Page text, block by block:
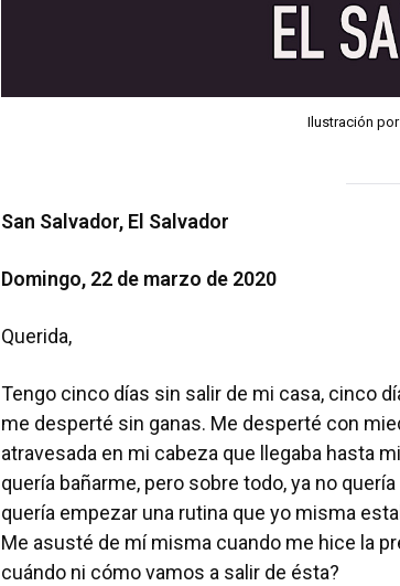
Ilustración
San Salvador, El Salvador
Domingo, 22 de marzo de 2020
Querida,
Tengo cinco días sin salir de mi casa, cinco
me desperté sin ganas. Me desperté con
atravesada en mi cabeza que llegaba hasta
quería bañarme, pero sobre todo, ya no
quería empezar una rutina que yo misma
Me asusté de mí misma cuando me hice la
cuándo ni cómo vamos a salir de ésta?